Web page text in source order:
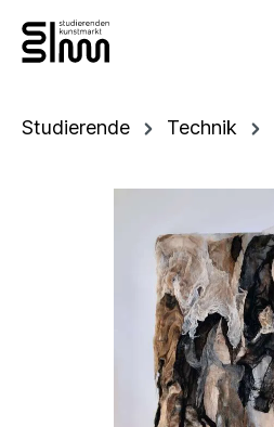
Studierende Technik